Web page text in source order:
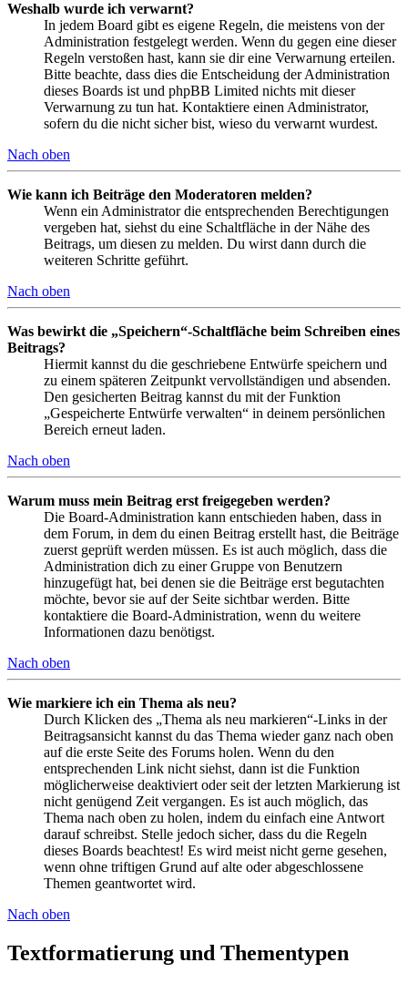
Weshalb wurde ich verwarnt?
In jedem Board gibt es eigene Regeln, die meistens von der
Administration festgelegt werden. Wenn du gegen eine dieser
Regeln verstoßen hast, kann sie dir eine Verwarnung erteilen.
Bitte beachte, dass dies die Entscheidung der Administration
dieses Boards ist und phpBB Limited nichts mit dieser
Verwarnung zu tun hat. Kontaktiere einen Administrator,
sofern du die nicht sicher bist, wieso du verwarnt wurdest.
Nach oben
Wie kann ich Beiträge den Moderatoren melden?
Wenn ein Administrator die entsprechenden Berechtigungen
vergeben hat, siehst du eine Schaltfläche in der Nähe des
Beitrags, um diesen zu melden. Du wirst dann durch die
weiteren Schritte geführt.
Nach oben
Was bewirkt die „Speichern“-Schaltfläche beim Schreiben eines
Beitrags?
Hiermit kannst du die geschriebene Entwürfe speichern und
zu einem späteren Zeitpunkt vervollständigen und absenden.
Den gesicherten Beitrag kannst du mit der Funktion
„Gespeicherte Entwürfe verwalten“ in deinem persönlichen
Bereich erneut laden.
Nach oben
Warum muss mein Beitrag erst freigegeben werden?
Die Board-Administration kann entschieden haben, dass in
dem Forum, in dem du einen Beitrag erstellt hast, die Beiträge
zuerst geprüft werden müssen. Es ist auch möglich, dass die
Administration dich zu einer Gruppe von Benutzern
hinzugefügt hat, bei denen sie die Beiträge erst begutachten
möchte, bevor sie auf der Seite sichtbar werden. Bitte
kontaktiere die Board-Administration, wenn du weitere
Informationen dazu benötigst.
Nach oben
Wie markiere ich ein Thema als neu?
Durch Klicken des „Thema als neu markieren“-Links in der
Beitragsansicht kannst du das Thema wieder ganz nach oben
auf die erste Seite des Forums holen. Wenn du den
entsprechenden Link nicht siehst, dann ist die Funktion
möglicherweise deaktiviert oder seit der letzten Markierung ist
nicht genügend Zeit vergangen. Es ist auch möglich, das
Thema nach oben zu holen, indem du einfach eine Antwort
darauf schreibst. Stelle jedoch sicher, dass du die Regeln
dieses Boards beachtest! Es wird meist nicht gerne gesehen,
wenn ohne triftigen Grund auf alte oder abgeschlossene
Themen geantwortet wird.
Nach oben
Textformatierung und Thementypen